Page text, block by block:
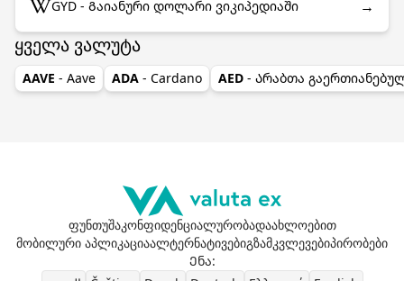
GYD - Გაიანური დოლარი ვიკიპედიაში →
ყველა ვალუტა
AAVE - Aave ADA - Cardano AED - Არაბთა
ფუნთუშაკონფიდენციალურობადაახლოებით
მობილური აპლიკაციაალტერნატივებიგზამკვლევებიპირობები
Ენა: